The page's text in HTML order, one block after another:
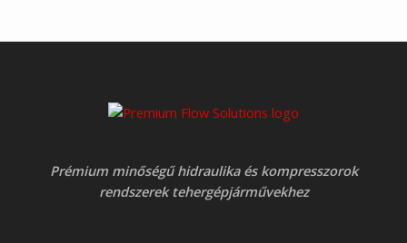
Prémium minőségű hidraulika és kompresszorok
rendszerek tehergépjárművekhez